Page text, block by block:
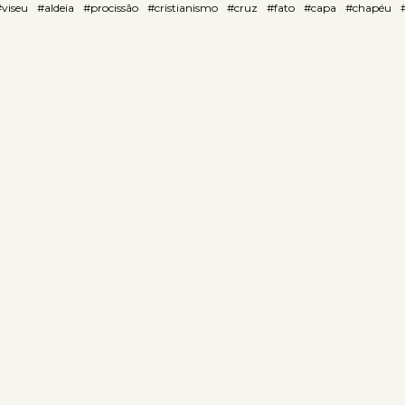
#aldeia #procissão #cristianismo #cruz #fato #capa #chapéu